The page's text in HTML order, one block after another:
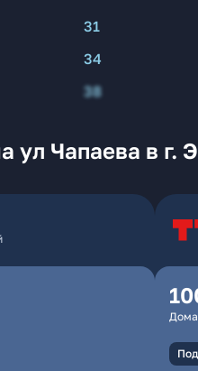
31
34
38
Чапаева в г.